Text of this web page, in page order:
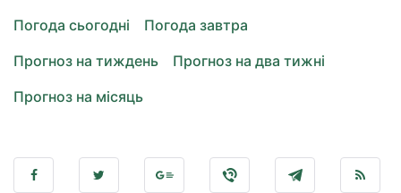
Погода сьогодні
Погода завтра
Прогноз на тиждень
Прогноз на два тижні
Прогноз на місяць